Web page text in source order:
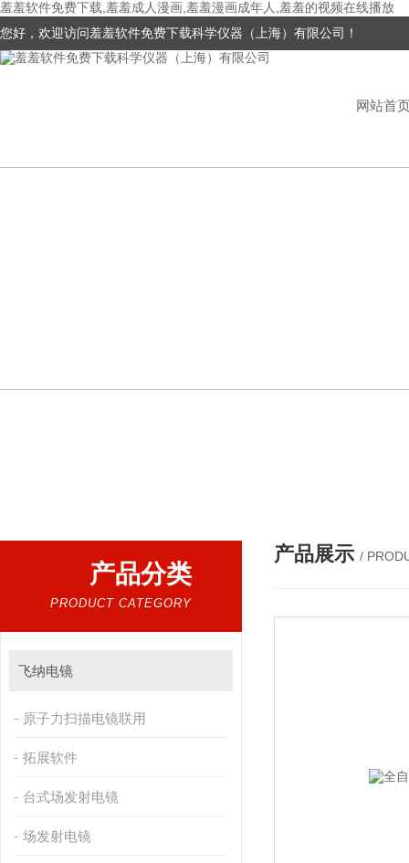
羞羞软件免费下载,羞羞成人漫画,羞羞漫画成年人,羞羞的视频在线播放
您好，欢迎访问羞羞软件免费下载科学仪器（上海）有限公司！
网站首
产品分类
PRODUCT CATEGORY
飞纳电镜
原子力扫描电镜联用
拓展软件
台式场发射电镜
场发射电镜
产品展示 /